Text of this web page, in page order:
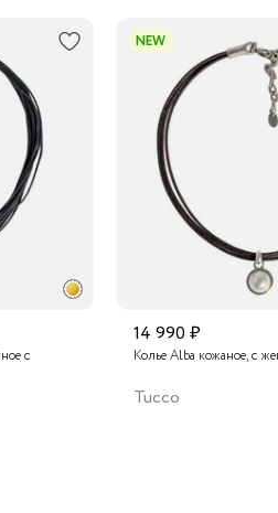
России
с
NEW
14 990 ₽
Колье Alba кожаное, с
Tucco